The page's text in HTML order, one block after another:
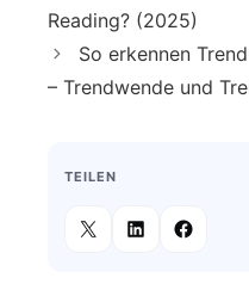
Reading? (2025)
So erkennen
– Trendwende und
TEILEN